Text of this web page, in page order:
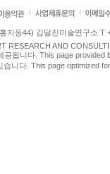
지동44) 김달진미술연구소 T
RESEARCH AND
공됩니다. This page provided
습니다. This page optimized